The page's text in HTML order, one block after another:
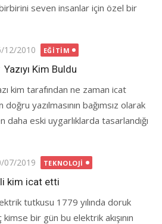
seven insanlar için özel bir
12/2010 EĞITIM
Yazıyı Kim Buldu
kim tarafından ne zaman icat
yazılmasının bağımsız olarak
eski uygarlıklarda tasarlandığı
07/2019 TEKNOLOJI
kim icat etti
tutkusu 1779 yılında doruk
bir gün bu elektrik akışının